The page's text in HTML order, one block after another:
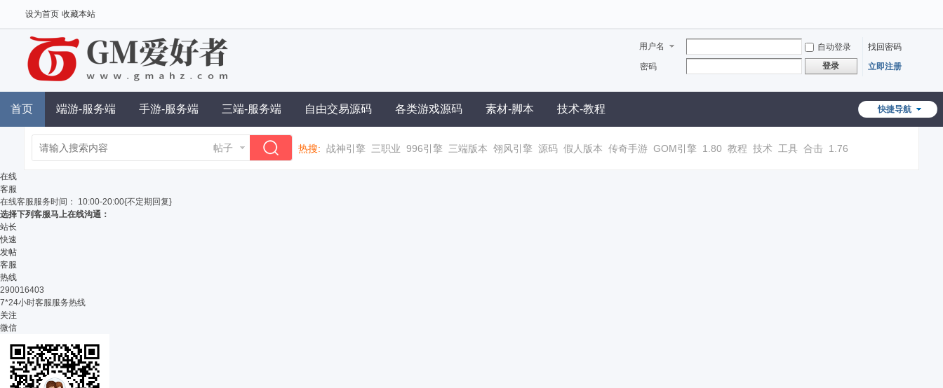
设为首页 收藏本站
用户名 自动登录
找回密码
密码
登录 立即注册
快捷导航
首页 端游-服务端 手游-服务端 三端-服务端 自由交易源码 各类游戏源码 素材-脚本 技术-教程
帖子 热搜: 战神引擎 三职业 996引擎 三端版本 翎风引擎 源码 假人版本 传奇手游 GOM引擎 1.80 教程 技术 工具 合击 1.76
在线
客服
在线客服服务时间： 10:00-20:00{不定期回复}
选择下列客服马上在线沟通：
站长
快速
发帖
客服
热线
290016403
7*24小时客服服务热线
关注
微信